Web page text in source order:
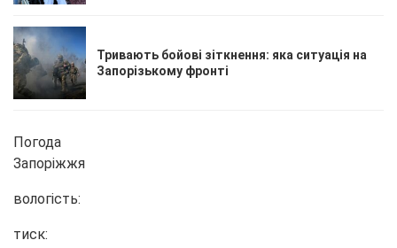
Тривають бойові зіткнення: яка ситуація на
Запорізькому фронті
Погода
Запоріжжя
вологість:
тиск: